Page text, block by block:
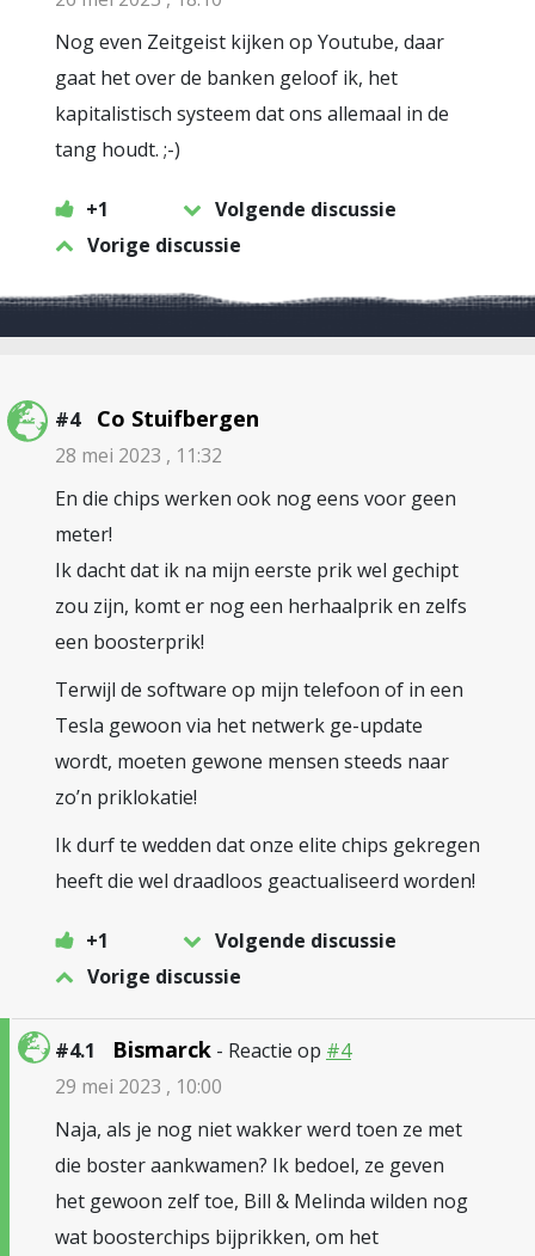
Nog even Zeitgeist kijken op Youtube, daar
gaat het over de banken geloof ik, het
kapitalistisch systeem dat ons allemaal in de
tang houdt. ;-)
+1
Volgende discussie
Vorige discussie
#4 Co Stuifbergen
28 mei 2023 , 11:32
En die chips werken ook nog eens voor geen
meter!
Ik dacht dat ik na mijn eerste prik wel gechipt
zou zijn, komt er nog een herhaalprik en zelfs
een boosterprik!
Terwijl de software op mijn telefoon of in een
Tesla gewoon via het netwerk ge-update
wordt, moeten gewone mensen steeds naar
zo’n priklokatie!
Ik durf te wedden dat onze elite chips gekregen
heeft die wel draadloos geactualiseerd worden!
+1
Volgende discussie
Vorige discussie
#4.1 Bismarck - Reactie op #4
29 mei 2023 , 10:00
Naja, als je nog niet wakker werd toen ze met
die boster aankwamen? Ik bedoel, ze geven
het gewoon zelf toe, Bill & Melinda wilden nog
wat boosterchips bijprikken, om het